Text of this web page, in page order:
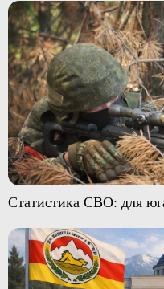
Статистика СВО: для